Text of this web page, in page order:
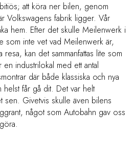
att köra ner bilen, genom
Volkswagens fabrik ligger. Vår
hem. Efter det skulle Meilenwerk i
som inte vet vad Meilenwerk är,
kan det sammanfattas lite som
industrilokal med ett antal
där både klassiska och nya
helst får gå dit. Det var helt
sen. Givetvis skulle även bilens
något som Autobahn gav oss